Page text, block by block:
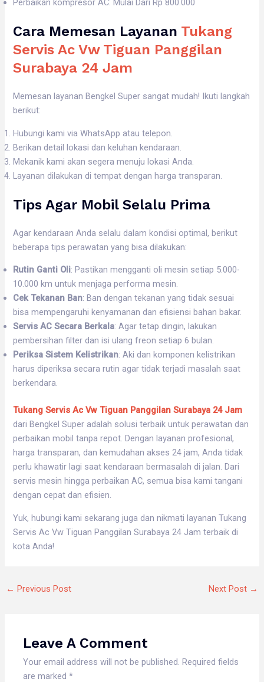
Perbaikan kompresor AC: Mulai Dari Rp 800.000
Cara Memesan Layanan Tukang
Servis Ac Vw Tiguan Panggilan
Surabaya 24 Jam
Memesan layanan Bengkel Super sangat mudah! Ikuti langkah
berikut:
Hubungi kami via WhatsApp atau telepon.
Berikan detail lokasi dan keluhan kendaraan.
Mekanik kami akan segera menuju lokasi Anda.
Layanan dilakukan di tempat dengan harga transparan.
Tips Agar Mobil Selalu Prima
Agar kendaraan Anda selalu dalam kondisi optimal, berikut
beberapa tips perawatan yang bisa dilakukan:
Rutin Ganti Oli: Pastikan mengganti oli mesin setiap 5.000-
10.000 km untuk menjaga performa mesin.
Cek Tekanan Ban: Ban dengan tekanan yang tidak sesuai
bisa mempengaruhi kenyamanan dan efisiensi bahan bakar.
Servis AC Secara Berkala: Agar tetap dingin, lakukan
pembersihan filter dan isi ulang freon setiap 6 bulan.
Periksa Sistem Kelistrikan: Aki dan komponen kelistrikan
harus diperiksa secara rutin agar tidak terjadi masalah saat
berkendara.
Tukang Servis Ac Vw Tiguan Panggilan Surabaya 24 Jam
dari Bengkel Super adalah solusi terbaik untuk perawatan dan
perbaikan mobil tanpa repot. Dengan layanan profesional,
harga transparan, dan kemudahan akses 24 jam, Anda tidak
perlu khawatir lagi saat kendaraan bermasalah di jalan. Dari
servis mesin hingga perbaikan AC, semua bisa kami tangani
dengan cepat dan efisien.
Yuk, hubungi kami sekarang juga dan nikmati layanan Tukang
Servis Ac Vw Tiguan Panggilan Surabaya 24 Jam terbaik di
kota Anda!
← Previous Post Next Post →
Leave A Comment
Your email address will not be published. Required fields
are marked*